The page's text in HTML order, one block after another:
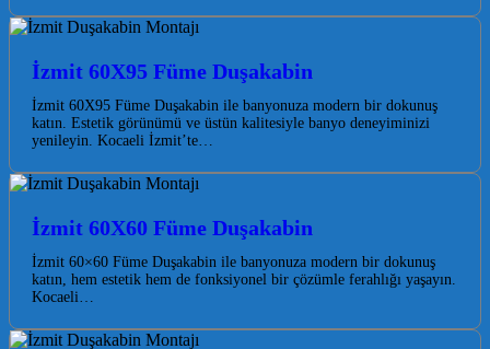
İzmit 60X95 Füme Duşakabin
İzmit 60X95 Füme Duşakabin ile banyonuza modern bir dokunuş
katın. Estetik görünümü ve üstün kalitesiyle banyo deneyiminizi
yenileyin. Kocaeli İzmit’te…
İzmit 60X60 Füme Duşakabin
İzmit 60×60 Füme Duşakabin ile banyonuza modern bir dokunuş
katın, hem estetik hem de fonksiyonel bir çözümle ferahlığı yaşayın.
Kocaeli…